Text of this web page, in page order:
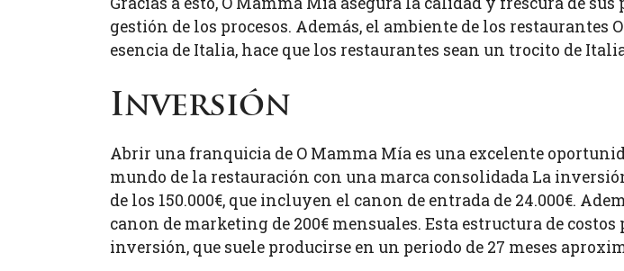
gestión de los procesos. Además, el ambiente de los
esencia de Italia, hace que los restaurantes sean un trocito de
Inversión
Abrir una franquicia de O Mamma Mía es una excelente
mundo de la restauración con una marca consolidada La
de los 150.000€, que incluyen el canon de entrada de 24.000€.
canon de marketing de 200€ mensuales. Esta estructura de
inversión, que suele producirse en un periodo de 27 meses